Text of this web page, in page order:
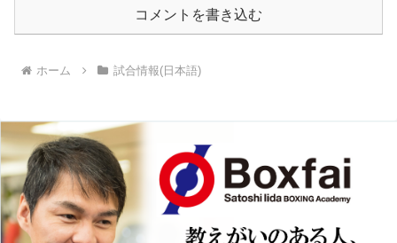
コメントを書き込む
ホーム 試合情報(日本語)